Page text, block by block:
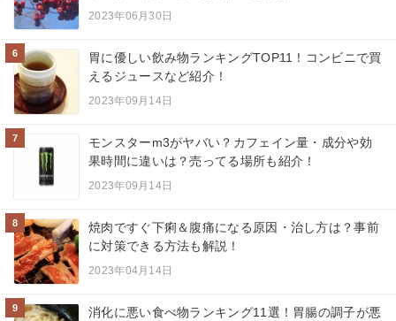
2023年06月30日
6
胃に優しい飲み物ランキングTOP11！コンビニで買
えるジュースなど紹介！
2023年09月14日
7
モンスターm3がヤバい？カフェイン量・成分や効
果時間に違いは？売ってる場所も紹介！
2023年09月14日
8
焼肉ですぐ下痢＆腹痛になる原因・治し方は？事前
に対策できる方法も解説！
2023年04月14日
9
消化に悪い食べ物ランキング11選！胃腸の調子が悪